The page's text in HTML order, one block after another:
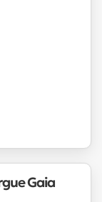
servicio de
se
urbano,
propio.
el predio
un sector de
un amplio
libre de 10 por
en estadías
charlas,
Gaia